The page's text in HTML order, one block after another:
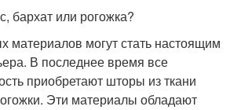
бархат или рогожка?
материалов могут стать настоящим
В последнее время все
приобретают шторы из ткани
Эти материалы обладают